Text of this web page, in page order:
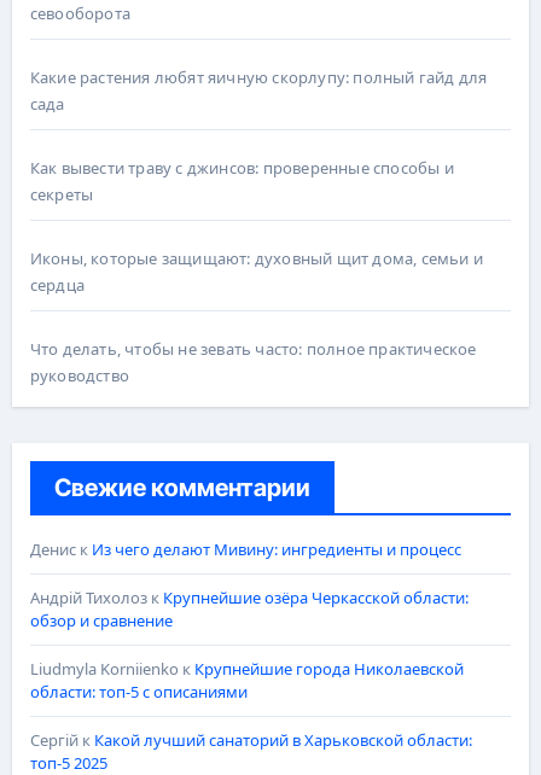
севооборота
Какие растения любят яичную скорлупу: полный гайд для
сада
Как вывести траву с джинсов: проверенные способы и
секреты
Иконы, которые защищают: духовный щит дома, семьи и
сердца
Что делать, чтобы не зевать часто: полное практическое
руководство
Свежие комментарии
Дениск Из чего делают Мивину: ингредиенты и процесс
Андрій Тихолозк Крупнейшие озёра Черкасской области:
обзор и сравнение
Liudmyla Korniienko к Крупнейшие города Николаевской
области: топ-5 с описаниями
Сергійк Какой лучший санаторий в Харьковской области:
топ-5 2025